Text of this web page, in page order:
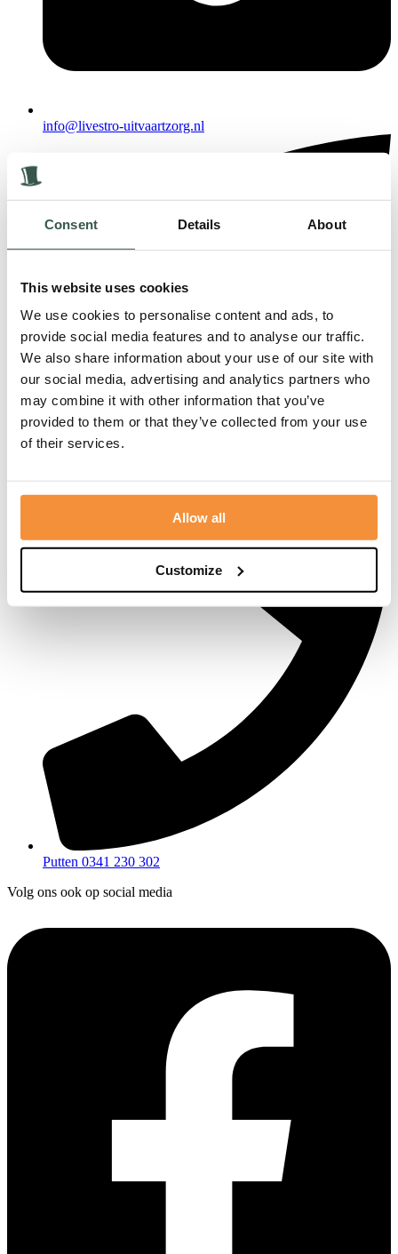
Consent Details About
This website uses cookies
We use cookies to personalise content and ads, to
provide social media features and to analyse our traffic.
We also share information about your use of our site with
our social media, advertising and analytics partners who
may combine it with other information that you’ve
provided to them or that they’ve collected from your use
of their services.
Allow all
Customize
info@livestro-uitvaartzorg.nl
Postbus 1, 3880 AA Putten
Putten 0341 230 302
Volg ons ook op social media